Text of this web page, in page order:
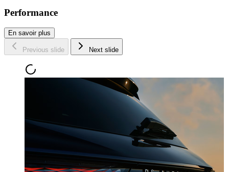
Performance
En savoir plus
Previous slide Next slide